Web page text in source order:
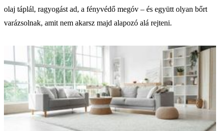
olaj táplál, ragyogást ad, a fényvédő megóv – és együtt olyan bőrt
varázsolnak, amit nem akarsz majd alapozó alá rejteni.